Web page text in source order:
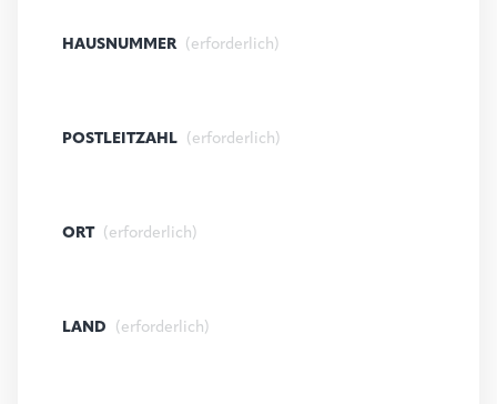
HAUSNUMMER (erforderlich)
POSTLEITZAHL (erforderlich)
ORT (erforderlich)
LAND (erforderlich)